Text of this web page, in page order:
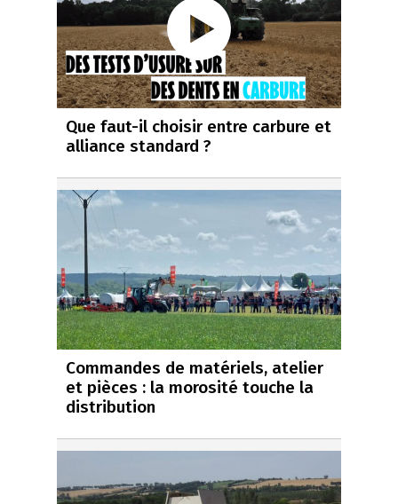
Que faut-il choisir entre carbure et
alliance standard ?
Commandes de matériels, atelier
et pièces : la morosité touche la
distribution